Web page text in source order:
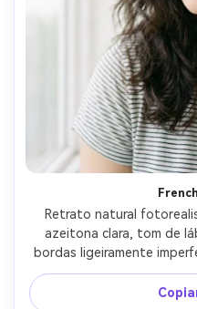
Retrato natural
azeitona clara, tom de
bordas ligeiramente
bagunçado sem
janela da manhã, tirado